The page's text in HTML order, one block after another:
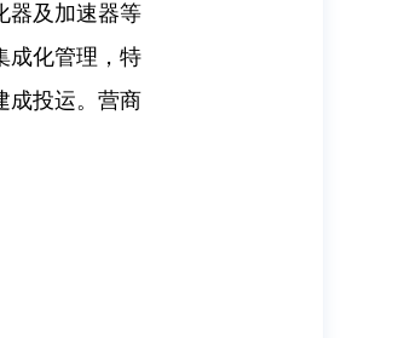
器及加速器等
成化管理，特
成投运。营商